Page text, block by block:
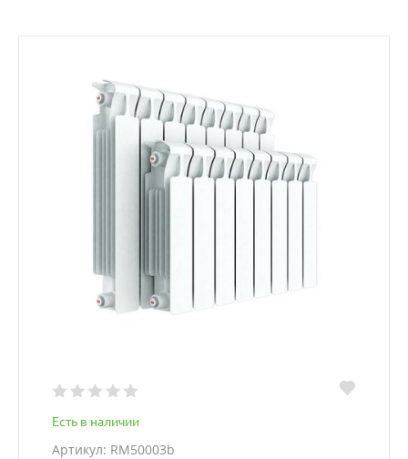
Есть в наличии
Артикул: RM50003b